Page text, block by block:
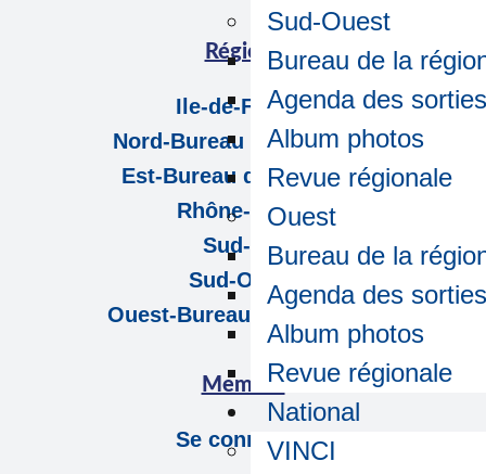
Sud-Ouest
Bureau de la
Agenda des
Album photos
Revue régionale
Ouest
Bureau de la
Agenda des
Album photos
Revue régionale
National
VINCI
Régions
Ile-de-France
Nord-Bureau de la région
Est-Bureau de la région
Rhône-Alpes
Sud-Est
Sud-Ouest
Ouest-Bureau de la région
Membre
Se connecter